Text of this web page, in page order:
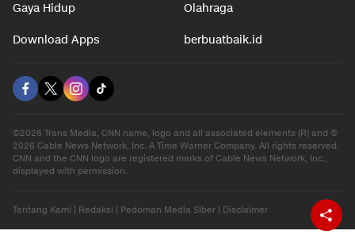
Gaya Hidup Olahraga
Download Apps berbuatbaik.id
©2026 Trans Media, CNN name, logo and all associated elements (R) and ©
2026 Cable News Network, Inc. A Time Warner Company. All rights reserved.
CNN and the CNN logo are registered marks of Cable News Network, Inc.,
displayed with permission.
Tentang Kami Redaksi Pedoman Media Siber Disclaimer